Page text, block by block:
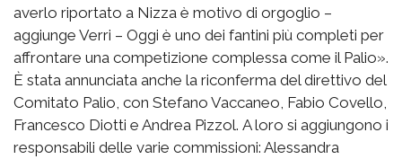
averlo riportato a Nizza è motivo di orgoglio –
aggiunge Verri – Oggi è uno dei fantini più completi per
affrontare una competizione complessa come il Palio».
È stata annunciata anche la riconferma del direttivo del
Comitato Palio, con Stefano Vaccaneo, Fabio Covello,
Francesco Diotti e Andrea Pizzol. A loro si aggiungono i
responsabili delle varie commissioni: Alessandra